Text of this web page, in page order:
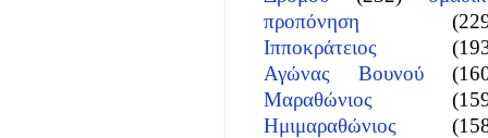
προπόνηση
Ιπποκράτειος
Αγώνας Βουνού
Μαραθώνιος
Ημιμαραθώνιος